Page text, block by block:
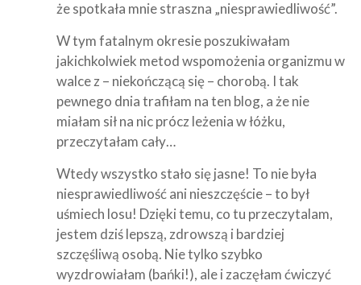
że spotkała mnie straszna „niesprawiedliwość”.
W tym fatalnym okresie poszukiwałam
jakichkolwiek metod wspomożenia organizmu w
walce z – niekończącą się – chorobą. I tak
pewnego dnia trafiłam na ten blog, a że nie
miałam sił na nic prócz leżenia w łóżku,
przeczytałam cały…
Wtedy wszystko stało się jasne! To nie była
niesprawiedliwość ani nieszczęście – to był
uśmiech losu! Dzięki temu, co tu przeczytalam,
jestem dziś lepszą, zdrowszą i bardziej
szczęśliwą osobą. Nie tylko szybko
wyzdrowiałam (bańki!), ale i zaczęłam ćwiczyć